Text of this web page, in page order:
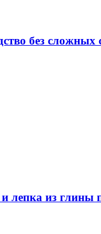
без сложных
лепка из глины